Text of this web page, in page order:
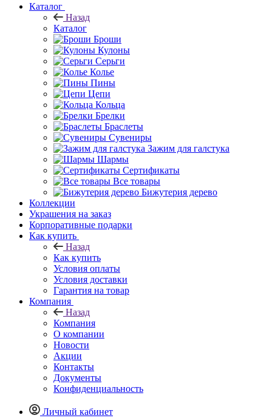
Каталог
Назад
Каталог
Броши
Кулоны
Серьги
Колье
Пины
Цепи
Кольца
Брелки
Браслеты
Сувениры
Зажим для галстука
Шармы
Сертификаты
Все товары
Бижутерия дерево
Коллекции
Украшения на заказ
Корпоративные подарки
Как купить
Назад
Как купить
Условия оплаты
Условия доставки
Гарантия на товар
Компания
Назад
Компания
О компании
Новости
Акции
Контакты
Документы
Конфиденциальность
Личный кабинет